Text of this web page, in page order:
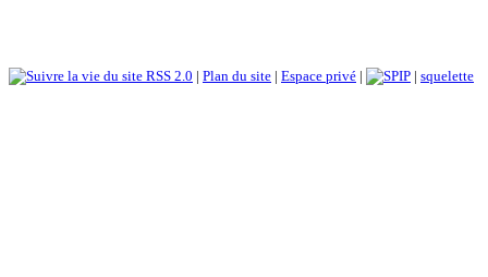
RSS 2.0 | Plan du site | Espace privé | | squelette